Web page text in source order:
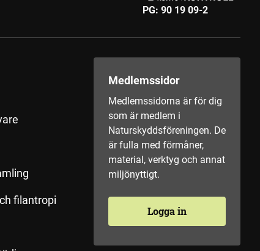
PG: 90 19 09-2
filantropi
Medlemssidor
Medlemssidorna är för dig
som är medlem i
Naturskyddsföreningen. De
är fulla med förmåner,
material, verktyg och annat
miljönyttigt.
Logga in